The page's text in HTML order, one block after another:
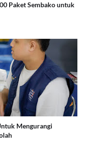
Paket Sembako untuk
Mengurangi